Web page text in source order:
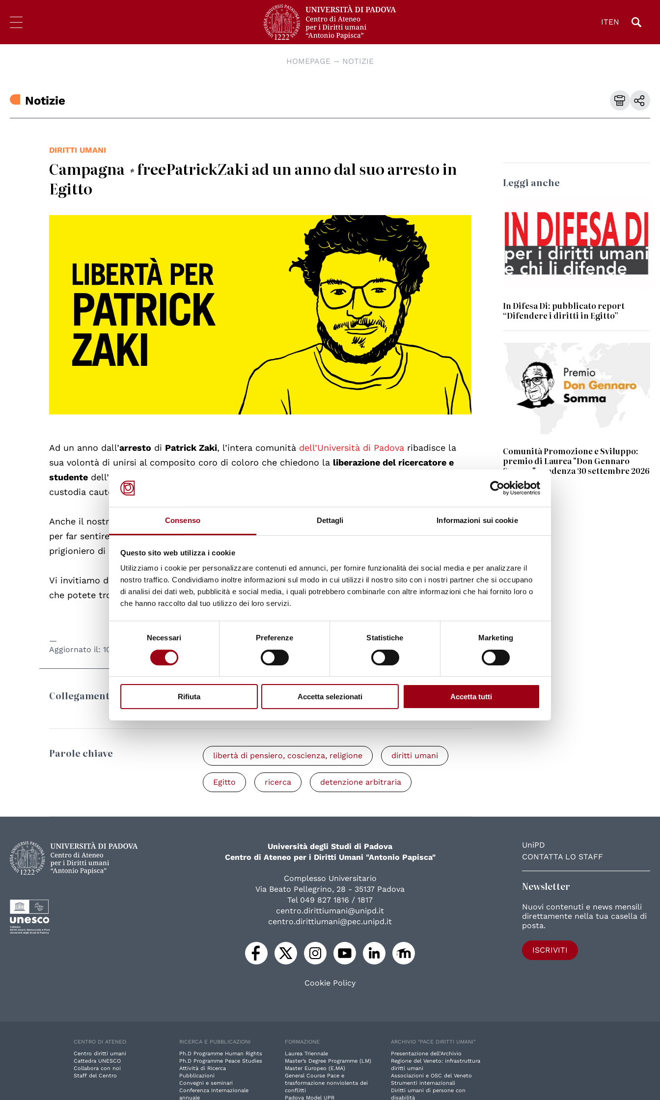
Consenso Dettagli Informazioni sui cookie
Questo sito web utilizza i cookie
Utilizziamo i cookie per personalizzare contenuti ed annunci, per fornire funzionalità dei social media e per analizzare il
nostro traffico. Condividiamo inoltre informazioni sul modo in cui utilizzi il nostro sito con i nostri partner che si occupano
di analisi dei dati web, pubblicità e social media, i quali potrebbero combinarle con altre informazioni che hai fornito loro o
che hanno raccolto dal tuo utilizzo dei loro servizi.
consenso
Necessari Preferenze Statistiche Marketing
Rifiuta Accetta selezionati Accetta tutti
ITEN
HOMEPAGE NOTIZIE
Notizie
DIRITTI UMANI
Campagna #freePatrickZaki ad un anno dal suo arresto in
Egitto
Ad un anno dall’arresto di Patrick Zaki, l’intera comunità dell’Università di Padova ribadisce la
sua volontà di unirsi al composito coro di coloro che chiedono la liberazione del ricercatore e
studente dell’ateneo bolognese,
custodia cautelare in
Anche il nostro Ateneo aderisce a #FreePatrickZaki, la campagna diAmnesty International , nata
per far sentire la propria voce e dichiarare il proprio impegno per avere libertà per Patrick,
prigioniero di coscienza incolpato per il suo lavoro in favore dei
Vi invitiamo dunque a visitare il sito di Amnesty e firmare l’appello per la mobilitazione nazionale
che potete trovare al link di seguito.
Aggiornato il:10.02.2021
Collegamenti Amnesty: appello per la libertà di Patrick Zaki
Parole chiave libertà di pensiero, coscienza, religione diritti umani
Egitto ricerca detenzione arbitraria
Leggi anche
In Difesa Di: pubblicato report
“Difendere i diritti in Egitto”
Comunità Promozione e Sviluppo:
premio di Laurea "Don Gennaro
Somma", scadenza 30 settembre 2026
UniPD
CONTATTA LO STAFF
Newsletter
Nuovi contenuti e news mensili
direttamente nella tua casella di
posta.
ISCRIVITI
Università degli Studi di Padova
Centro di Ateneo per i Diritti Umani "Antonio Papisca"
Complesso Universitario
Via Beato Pellegrino, 28 - 35137 Padova
Tel 049 827 1816 / 1817
centro.dirittiumani@unipd.it
centro.dirittiumani@pec.unipd.it
Cookie Policy
CENTRO DI ATENEO
Centro diritti umani
Cattedra UNESCO
Collabora con noi
Staff del Centro
RICERCA E PUBBLICAZIONI
Ph.D Programme Human Rights
Ph.D Programme Peace Studies
Attività di Ricerca
Pubblicazioni
Convegni e seminari
Conferenza Internazionale
annuale
FORMAZIONE
Laurea Triennale
Master’s Degree Programme (LM)
Master Europeo (E.MA)
General Course Pace e
trasformazione nonviolenta dei
conflitti
Padova Model UPR
ARCHIVIO "PACE DIRITTI UMANI"
Presentazione dell'Archivio
Regione del Veneto: infrastruttura
diritti umani
Associazioni e OSC del Veneto
Strumenti internazionali
Diritti umani di persone con
disabilità